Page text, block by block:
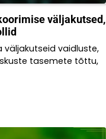
väljakutsed,
väljakutseid vaidluste,
tasemete tõttu,